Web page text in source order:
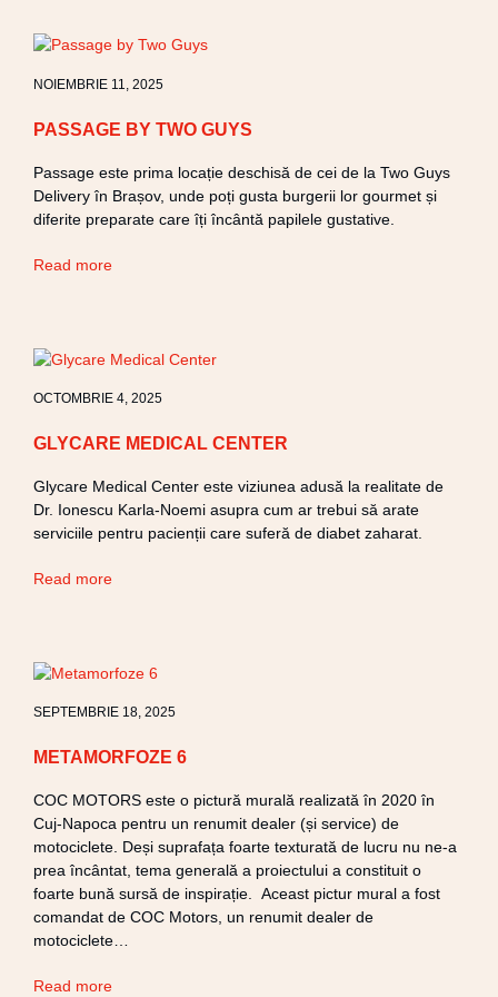
NOIEMBRIE 11, 2025
PASSAGE BY TWO GUYS
Passage este prima locație deschisă de cei de la Two Guys
Delivery în Brașov, unde poți gusta burgerii lor gourmet și
diferite preparate care îți încântă papilele gustative.
Read more
OCTOMBRIE 4, 2025
GLYCARE MEDICAL CENTER
Glycare Medical Center este viziunea adusă la realitate de
Dr. Ionescu Karla-Noemi asupra cum ar trebui să arate
serviciile pentru pacienții care suferă de diabet zaharat.
Read more
SEPTEMBRIE 18, 2025
METAMORFOZE 6
COC MOTORS este o pictură murală realizată în 2020 în
Cuj-Napoca pentru un renumit dealer (și service) de
motociclete. Deși suprafața foarte texturată de lucru nu ne-a
prea încântat, tema generală a proiectului a constituit o
foarte bună sursă de inspirație. Aceast pictur mural a fost
comandat de COC Motors, un renumit dealer de
motociclete…
Read more